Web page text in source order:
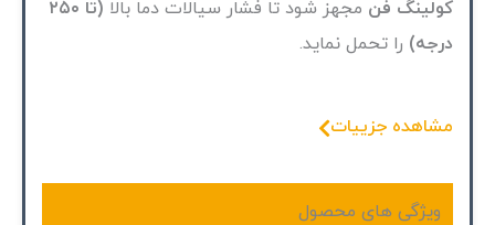
کولینگ فن مجهز شود تا فشار سیالات دما بالا
(تا ۲۵۰
درجه) را تحمل نماید.
مشاهده جزییات
ویژگی های محصول